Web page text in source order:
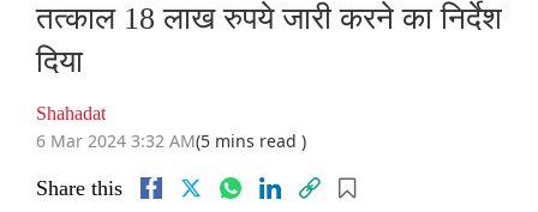
तत्काल 18 लाख रुपये जारी करने का निर्देश
दिया
Shahadat
6 Mar 2024 3:32 AM(5 mins read )
Share this